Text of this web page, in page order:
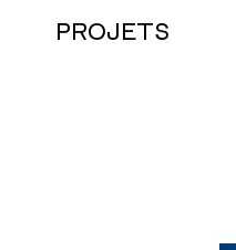
PROJETS